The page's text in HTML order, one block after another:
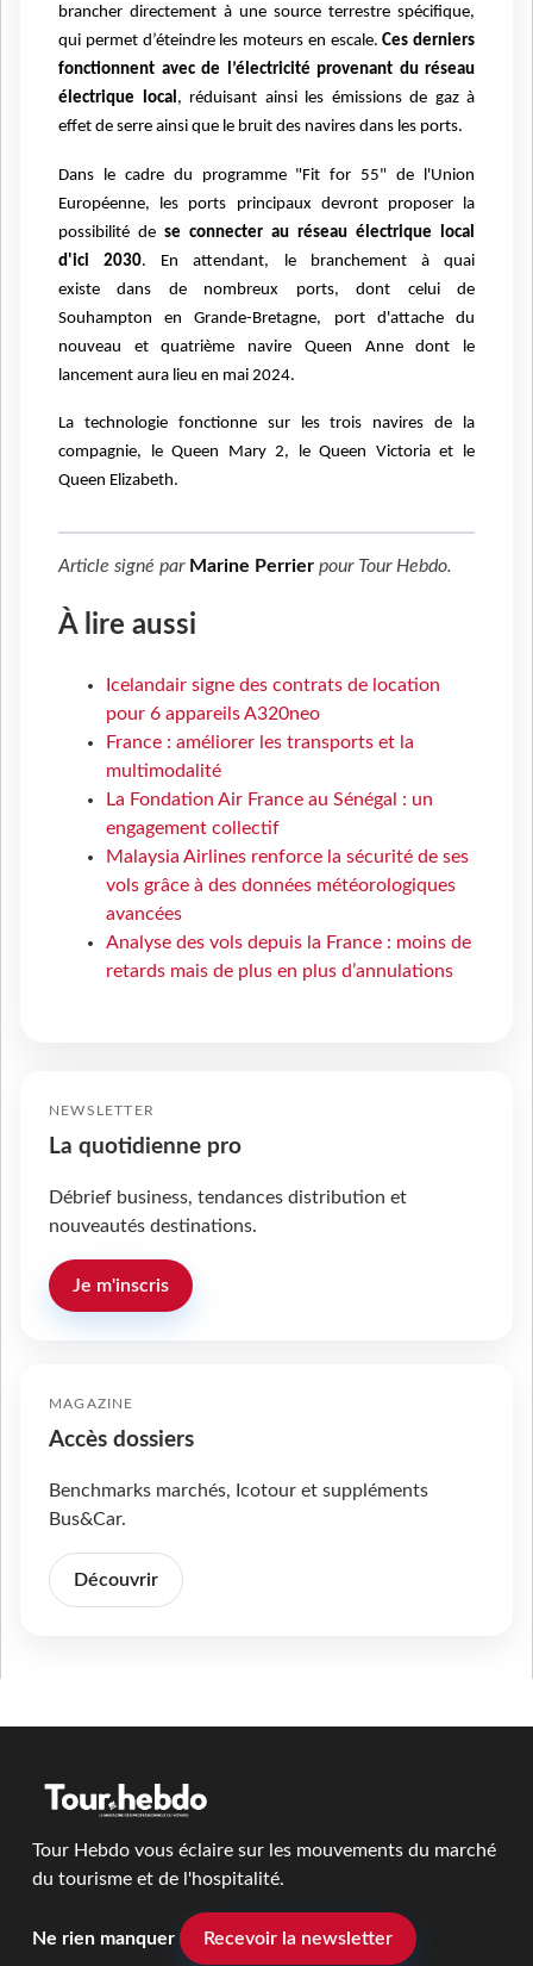
brancher directement à une source terrestre spécifique,
qui permet d’éteindre les moteurs en escale.Ces derniers
fonctionnent avec de l’électricité provenant du réseau
électrique local, réduisant ainsi les émissions de gaz à
effet de serre ainsi que le bruit des navires dans les ports.
Dans le cadre du programme "Fit for 55" de l'Union
Européenne, les ports principaux devront proposer la
possibilité de se connecter au réseau électrique local
d'ici 2030. En attendant, le branchement à quai
existe dans de nombreux ports, dont celui de
Souhampton en Grande-Bretagne, port d'attache du
nouveau et quatrième navire Queen Anne dont le
lancement aura lieu en mai 2024.
La technologie fonctionne sur les trois navires de la
compagnie, le Queen Mary 2, le Queen Victoria et le
Queen Elizabeth.
Article signé par Marine Perrier pour Tour Hebdo.
À lire aussi
Icelandair signe des contrats de location
pour 6 appareils A320neo
France : améliorer les transports et la
multimodalité
La Fondation Air France au Sénégal : un
engagement collectif
Malaysia Airlines renforce la sécurité de ses
vols grâce à des données météorologiques
avancées
Analyse des vols depuis la France : moins de
retards mais de plus en plus d’annulations
NEWSLETTER
La quotidienne pro
Débrief business, tendances distribution et
nouveautés destinations.
Je m'inscris
MAGAZINE
Accès dossiers
Benchmarks marchés, Icotour et suppléments
Bus&Car.
Découvrir
Tour Hebdo vous éclaire sur les mouvements du marché
du tourisme et de l'hospitalité.
Ne rien manquer Recevoir la newsletter